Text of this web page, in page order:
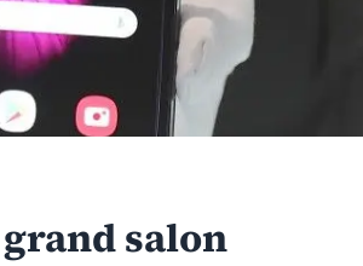
salon